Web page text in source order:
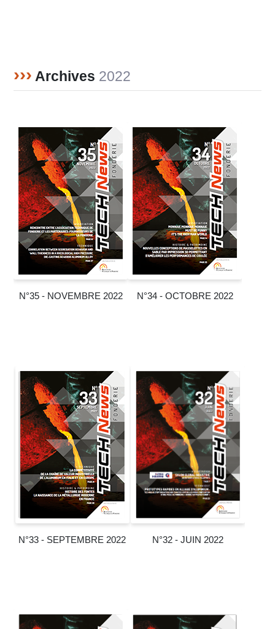
››› Archives 2022
N°35 - NOVEMBRE 2022 N°34 - OCTOBRE 2022
N°33 - SEPTEMBRE 2022 N°32 - JUIN 2022